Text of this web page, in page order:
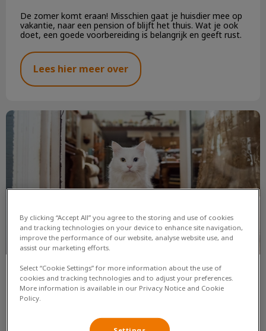
De zomer komt eraan! Misschien gaat je huisdier mee op
vakantie, naar een pension of blijft het thuis. Wat je ook
doet, een goede voorbereiding is belangrijk en geeft rust.
Lees hier meer over
Verzekering
Verzekering
Dit zijn betrouwbare websites waar je een
By clicking “Accept All” you agree to the storing and use of cookies
and tracking technologies on your device to enhance site navigation,
improve the performance of our website, analyse website use, and
assist our marketing efforts.
Select “Cookie Settings” for more information about the use of
cookies and tracking technologies and to adjust your preferences.
More information is available in our Privacy Notice and Cookie
Policy.